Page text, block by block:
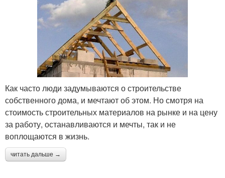
Как часто люди задумываются о строительстве
собственного дома, и мечтают об этом. Но смотря на
стоимость строительных материалов на рынке и на цену
за работу, останавливаются и мечты, так и не
воплощаются в жизнь.
читать дальше →